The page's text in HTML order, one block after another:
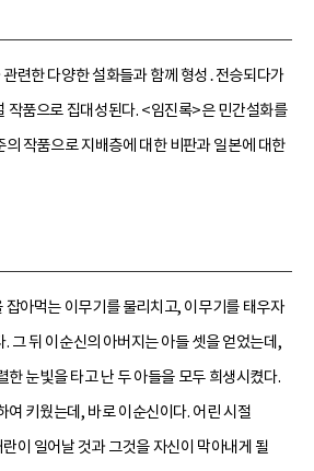
련한 다양한 설화들과 함께 형성․전승되다가
작품으로 집대성된다. <임진록>은 민간설화를
작품으로 지배층에 대한 비판과 일본에 대한
잡아먹는 이무기를 물리치고, 이무기를 태우자
그 뒤 이순신의 아버지는 아들 셋을 얻었는데,
한 눈빛을 타고 난 두 아들을 모두 희생시켰다.
여 키웠는데, 바로 이순신이다. 어린 시절
이 일어날 것과 그것을 자신이 막아내게 될